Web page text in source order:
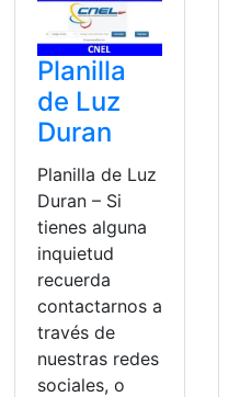
Planilla
de Luz
Duran
Planilla de Luz
Duran – Si
tienes alguna
inquietud
recuerda
contactarnos a
través de
nuestras redes
sociales, o